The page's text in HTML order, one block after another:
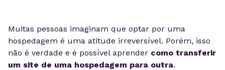
Muitas pessoas imaginam que optar por uma
hospedagem é uma atitude irreversível. Porém, isso
não é verdade e é possível aprender como transferir
um site de uma hospedagem para outra.